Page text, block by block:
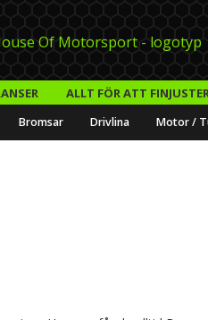
ALLT FÖR ATT
Bromsar Drivlina Motor /